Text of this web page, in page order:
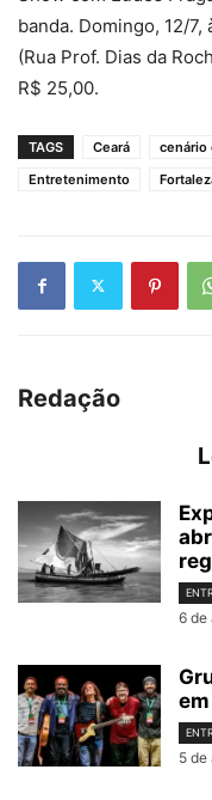
banda. Domingo, 12/7,
(Rua Prof. Dias da
R$ 25,00.
TAGS Ceará cenário
Entretenimento
Redação
6 de
5 de